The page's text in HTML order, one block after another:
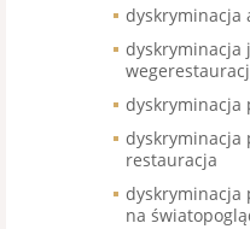
dyskryminacja
dyskryminacja
dyskryminacja
dyskryminacja
restauracja
dyskryminacja
na